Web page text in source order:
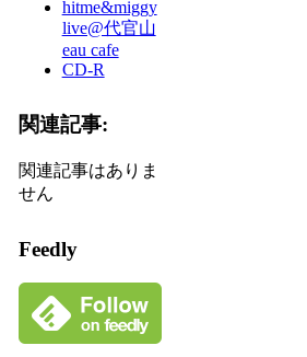
hitme&miggy
live@代官山
eau cafe
CD-R
関連記事:
関連記事はありま
せん
Feedly